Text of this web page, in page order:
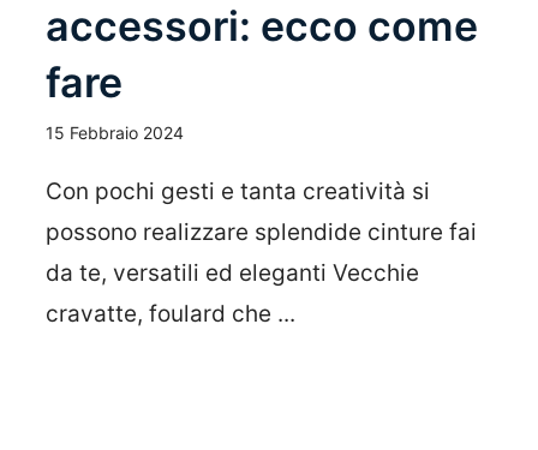
accessori: ecco come
fare
15 Febbraio 2024
Con pochi gesti e tanta creatività si
possono realizzare splendide cinture fai
da te, versatili ed eleganti Vecchie
cravatte, foulard che ...